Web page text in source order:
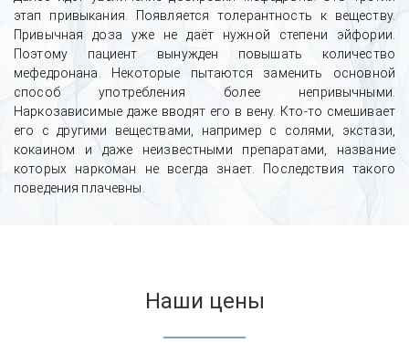
этап привыкания. Появляется толерантность к веществу.
Привычная доза уже не даёт нужной степени эйфории.
Поэтому пациент вынужден повышать количество
мефедронана. Некоторые пытаются заменить основной
способ употребления более непривычными.
Наркозависимые даже вводят его в вену. Кто-то смешивает
его с другими веществами, например с солями, экстази,
кокаином и даже неизвестными препаратами, название
которых наркоман не всегда знает. Последствия такого
поведения плачевны.
Наши цены